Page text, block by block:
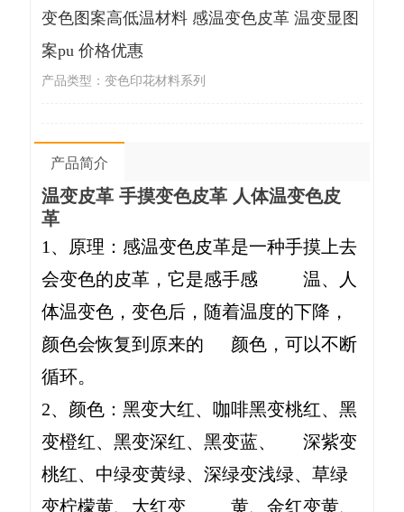
变色图案高低温材料 感温变色皮革 温变显图
案pu 价格优惠
产品类型：变色印花材料系列
产品简介
温变皮革 手摸变色皮革 人体温变色皮
革
1、原理：感温变色皮革是一种手摸上去
会变色的皮革，它是感手感 温、人
体温变色，变色后，随着温度的下降，
颜色会恢复到原来的 颜色，可以不断
循环。
2、颜色：黑变大红、咖啡黑变桃红、黑
变橙红、黑变深红、黑变蓝、 深紫变
桃红、中绿变黄绿、深绿变浅绿、草绿
变柠檬黄、大红变 黄、金红变黄、